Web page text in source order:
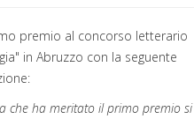
premio al concorso letterario
in Abruzzo con la seguente
che ha meritato il primo premio si